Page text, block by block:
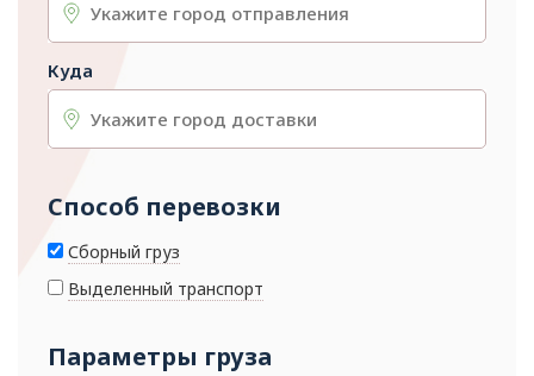
Куда
Способ перевозки
Сборный груз
Выделенный транспорт
Параметры груза